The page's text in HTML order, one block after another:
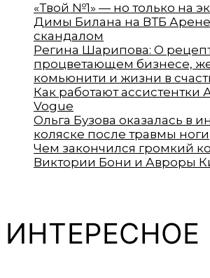
«Твой №1» — но только на
Димы Билана на ВТБ Арене
скандалом
Регина Шарипова: О
процветающем бизнесе,
комьюнити и жизни в
Как работают ассистентки
Vogue
Ольга Бузова оказалась в
коляске после травмы ноги
Чем закончился громкий
Виктории Бони и Авроры
ИНТЕРЕСНОЕ